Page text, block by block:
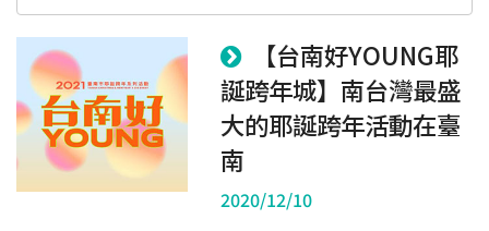
【台南好YOUNG耶
誕跨年城】南台灣最盛
大的耶誕跨年活動在臺
南
2020/12/10